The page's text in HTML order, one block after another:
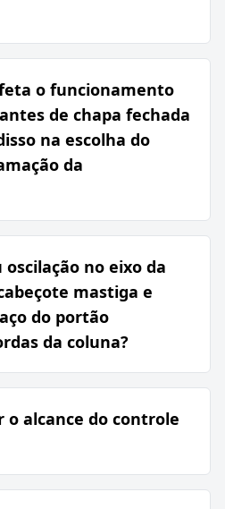
o funcionamento
de chapa fechada
na escolha do
da
oscilação no eixo da
mastiga e
do portão
da coluna?
o alcance do controle